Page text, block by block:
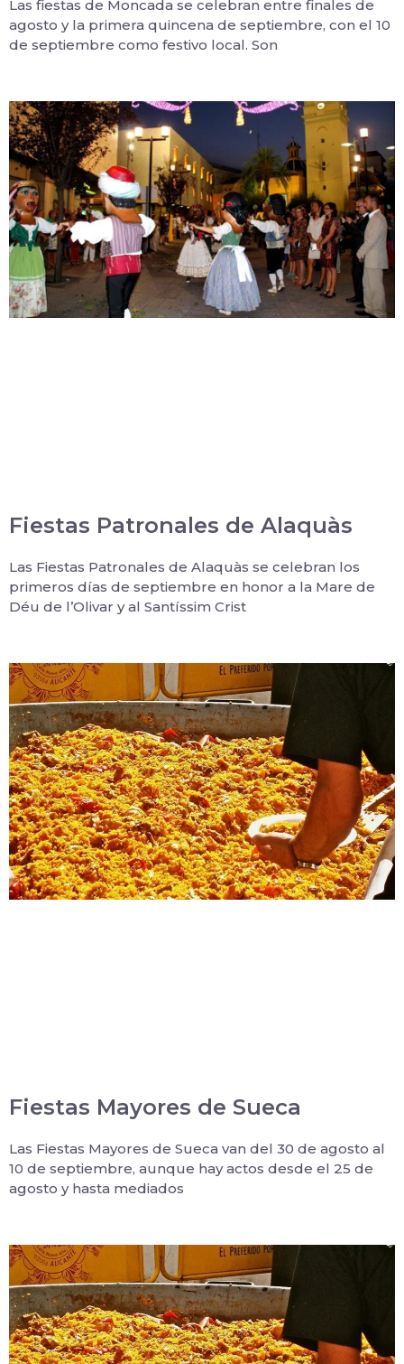
Las fiestas de Moncada se celebran entre finales de
agosto y la primera quincena de septiembre, con el 10
de septiembre como festivo local. Son
Fiestas Patronales de Alaquàs
Las Fiestas Patronales de Alaquàs se celebran los
primeros días de septiembre en honor a la Mare de
Déu de l’Olivar y al Santíssim Crist
Fiestas Mayores de Sueca
Las Fiestas Mayores de Sueca van del 30 de agosto al
10 de septiembre, aunque hay actos desde el 25 de
agosto y hasta mediados